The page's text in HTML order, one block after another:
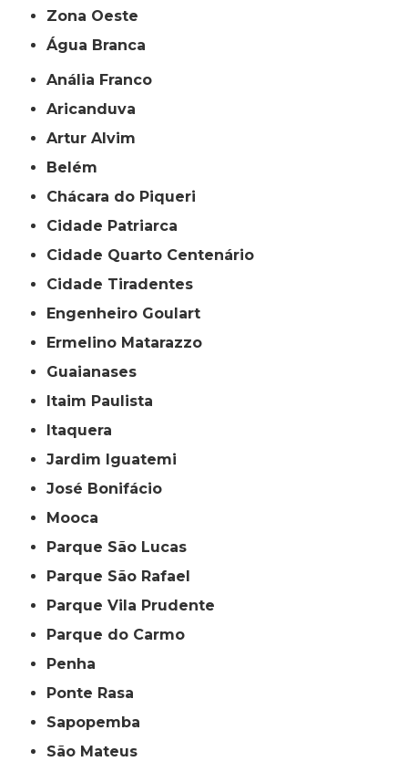
Zona Oeste
Água Branca
Anália Franco
Aricanduva
Artur Alvim
Belém
Chácara do Piqueri
Cidade Patriarca
Cidade Quarto Centenário
Cidade Tiradentes
Engenheiro Goulart
Ermelino Matarazzo
Guaianases
Itaim Paulista
Itaquera
Jardim Iguatemi
José Bonifácio
Mooca
Parque São Lucas
Parque São Rafael
Parque Vila Prudente
Parque do Carmo
Penha
Ponte Rasa
Sapopemba
São Mateus